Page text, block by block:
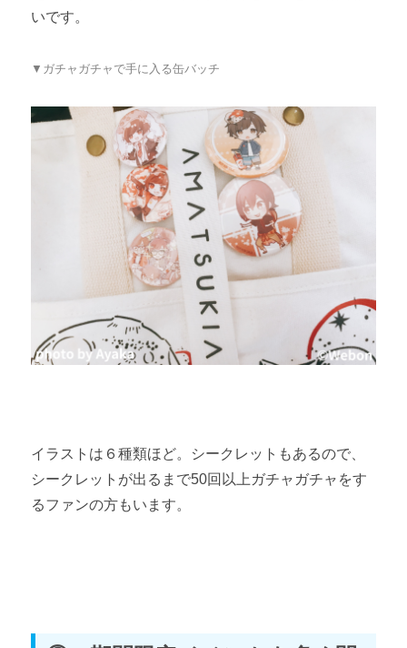
いです。
▼ガチャガチャで手に入る缶バッチ
イラストは６種類ほど。シークレットもあるので、
シークレットが出るまで50回以上ガチャガチャをす
るファンの方もいます。